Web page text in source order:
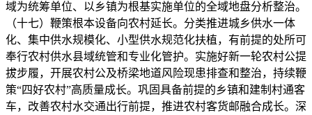
域为统筹单位、以乡镇为根基实施单位的全域地盘分析整治。
（十七）鞭策根本设备向农村延长。分类推进城乡供水一体
化、集中供水规模化、小型供水规范化扶植，有前提的处所可
奉行农村供水县域统管和专业化管护。实施好新一轮农村公提
拔步履，开展农村公及桥梁地道风险现患排查和整治，持续鞭
策“四好农村”高质量成长。巩固具备前提的乡镇和建制村通客
车，改善农村水交通出行前提，推进农村客货邮融合成长。深